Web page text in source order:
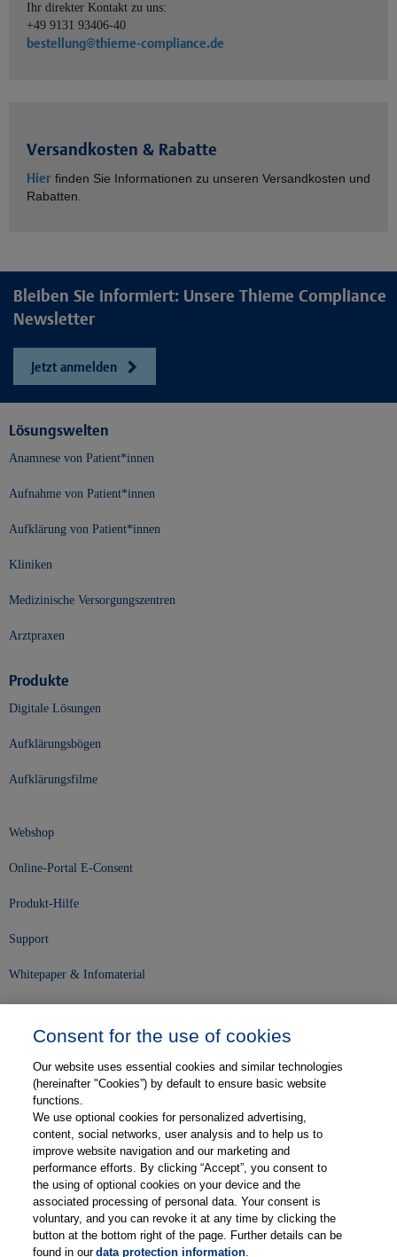
Ihr direkter Kontakt zu uns:
+49 9131 93406-40
bestellung@thieme-compliance.de
Versandkosten & Rabatte
Hier finden Sie Informationen zu unseren Versandkosten und
Rabatten.
Bleiben Sie informiert: Unsere Thieme Compliance
Newsletter
Jetzt anmelden
Lösungswelten
Anamnese von Patient*innen
Aufnahme von Patient*innen
Aufklärung von Patient*innen
Kliniken
Medizinische Versorgungszentren
Arztpraxen
Produkte
Digitale Lösungen
Aufklärungsbögen
Aufklärungsfilme
Webshop
Online-Portal E-Consent
Produkt-Hilfe
Support
Whitepaper & Infomaterial
Karriere
Kontakt
Web-Semniare
Anwenderberichte
Partner
Consent for the use of cookies
Our website uses essential cookies and similar technologies
(hereinafter "Cookies”) by default to ensure basic website
functions.
We use optional cookies for personalized advertising,
content, social networks, user analysis and to help us to
improve website navigation and our marketing and
performance efforts. By clicking “Accept”, you consent to
the using of optional cookies on your device and the
associated processing of personal data. Your consent is
voluntary, and you can revoke it at any time by clicking the
button at the bottom right of the page. Further details can be
found in ourdata protection information.